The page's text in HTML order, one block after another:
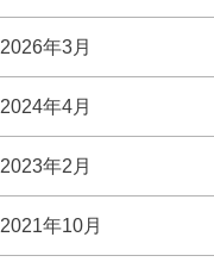
2026年3月
2024年4月
2023年2月
2021年10月